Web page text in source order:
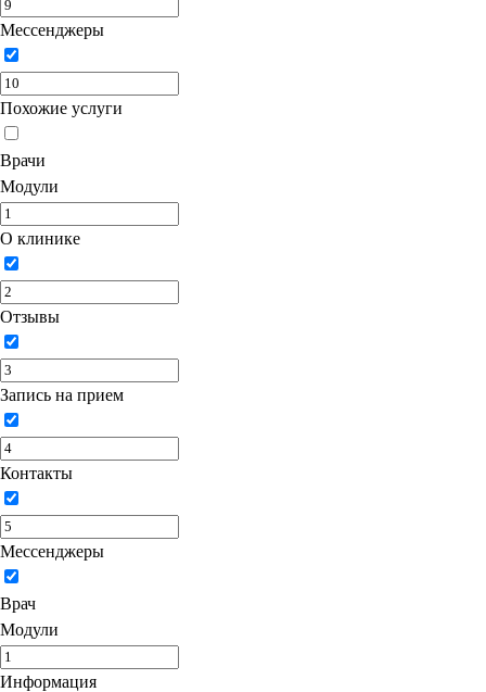
Мессенджеры
Похожие услуги
Врачи
Модули
О клинике
Отзывы
Запись на прием
Контакты
Мессенджеры
Врач
Модули
Информация